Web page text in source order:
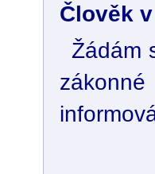
Člověk
Žádám